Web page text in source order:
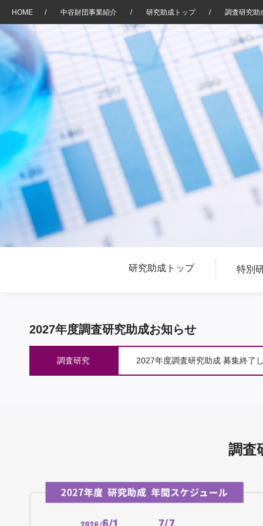
HOME / 中谷財団事業紹介 / 研究助成トップ / 調査研究助
研究助成トップ 特別
2027年度調査研究助成お知らせ
調査研究 2027年度調査研究助成 募集終了
調査